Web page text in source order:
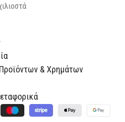
& Χρημάτων